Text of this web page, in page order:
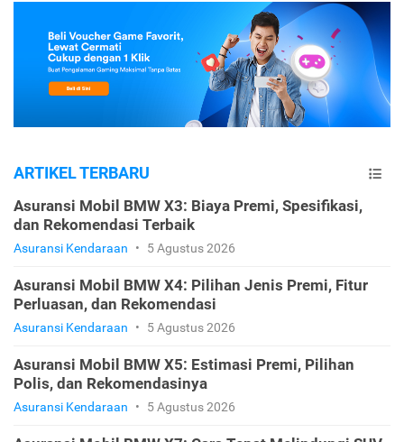
ARTIKEL TERBARU
Asuransi Mobil BMW X3: Biaya Premi, Spesifikasi,
dan Rekomendasi Terbaik
Asuransi Kendaraan • 5 Agustus 2026
Asuransi Mobil BMW X4: Pilihan Jenis Premi, Fitur
Perluasan, dan Rekomendasi
Asuransi Kendaraan • 5 Agustus 2026
Asuransi Mobil BMW X5: Estimasi Premi, Pilihan
Polis, dan Rekomendasinya
Asuransi Kendaraan • 5 Agustus 2026